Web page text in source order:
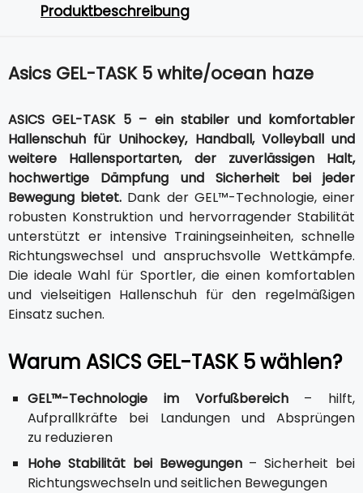
Produktbeschreibung
Asics GEL-TASK 5 white/ocean haze
ASICS GEL-TASK 5 – ein stabiler und komfortabler
Hallenschuh für Unihockey, Handball, Volleyball und
weitere Hallensportarten, der zuverlässigen Halt,
hochwertige Dämpfung und Sicherheit bei jeder
Bewegung bietet. Dank der GEL™-Technologie, einer
robusten Konstruktion und hervorragender Stabilität
unterstützt er intensive Trainingseinheiten, schnelle
Richtungswechsel und anspruchsvolle Wettkämpfe.
Die ideale Wahl für Sportler, die einen komfortablen
und vielseitigen Hallenschuh für den regelmäßigen
Einsatz suchen.
Warum ASICS GEL-TASK 5 wählen?
GEL™-Technologie im Vorfußbereich– hilft,
Aufprallkräfte bei Landungen und Absprüngen
zu reduzieren
Hohe Stabilität bei Bewegungen– Sicherheit bei
Richtungswechseln und seitlichen Bewegungen